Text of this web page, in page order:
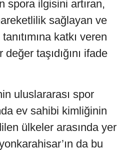
spora ilgisini artıran,
sağlayan ve
katkı veren
taşıdığını ifade
uluslararası spor
ev sahibi kimliğinin
ülkeler arasında yer
da bu